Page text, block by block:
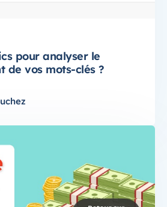
pour analyser le
de vos mots-clés ?